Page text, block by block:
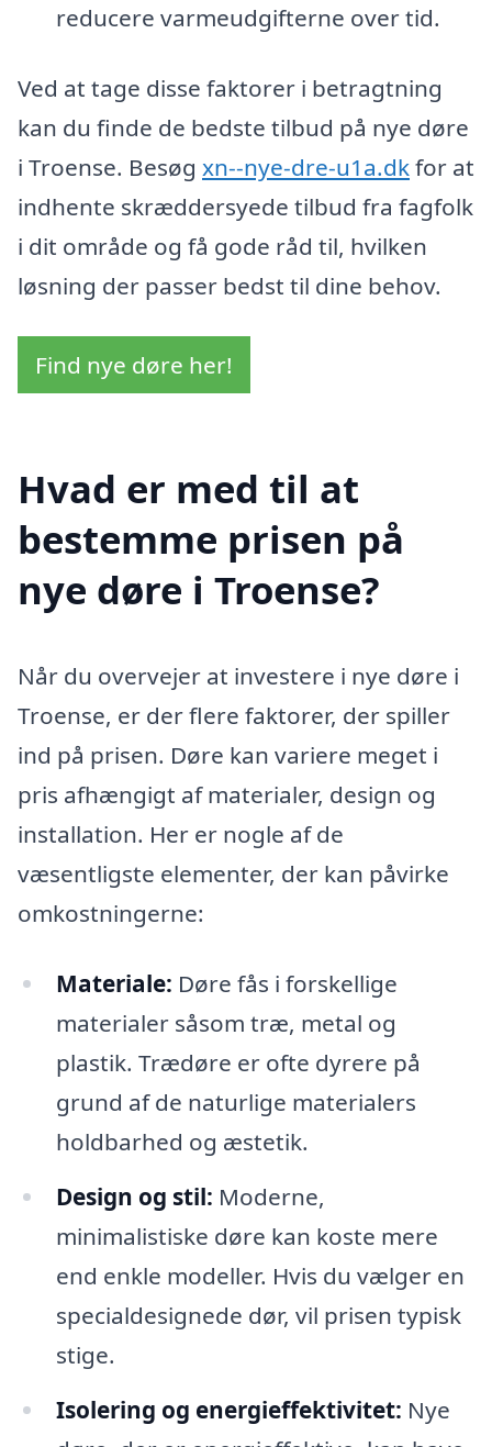
reducere varmeudgifterne over tid.
Ved at tage disse faktorer i betragtning
kan du finde de bedste tilbud på nye døre
i Troense. Besøg xn--nye-dre-u1a.dkfor at
indhente skræddersyede tilbud fra fagfolk
i dit område og få gode råd til, hvilken
løsning der passer bedst til dine behov.
Find nye døre her!
Hvad er med til at
bestemme prisen på
nye døre i Troense?
Når du overvejer at investere i nye døre i
Troense, er der flere faktorer, der spiller
ind på prisen. Døre kan variere meget i
pris afhængigt af materialer, design og
installation. Her er nogle af de
væsentligste elementer, der kan påvirke
omkostningerne:
Materiale: Døre fås i forskellige
materialer såsom træ, metal og
plastik. Trædøre er ofte dyrere på
grund af de naturlige materialers
holdbarhed og æstetik.
Design og stil: Moderne,
minimalistiske døre kan koste mere
end enkle modeller. Hvis du vælger en
specialdesignede dør, vil prisen typisk
stige.
Isolering og energieffektivitet: Nye